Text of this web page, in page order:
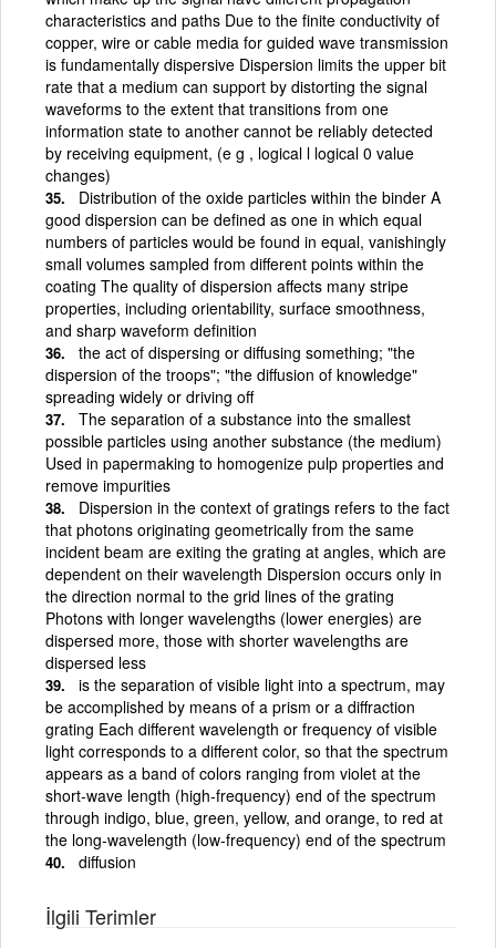
characteristics and paths Due to the finite conductivity of
copper, wire or cable media for guided wave transmission
is fundamentally dispersive Dispersion limits the upper bit
rate that a medium can support by distorting the signal
waveforms to the extent that transitions from one
information state to another cannot be reliably detected
by receiving equipment, (e g , logical l logical 0 value
changes)
Distribution of the oxide particles within the binder A
good dispersion can be defined as one in which equal
numbers of particles would be found in equal, vanishingly
small volumes sampled from different points within the
coating The quality of dispersion affects many stripe
properties, including orientability, surface smoothness,
and sharp waveform definition
the act of dispersing or diffusing something; "the
dispersion of the troops"; "the diffusion of knowledge"
spreading widely or driving off
The separation of a substance into the smallest
possible particles using another substance (the medium)
Used in papermaking to homogenize pulp properties and
remove impurities
Dispersion in the context of gratings refers to the fact
that photons originating geometrically from the same
incident beam are exiting the grating at angles, which are
dependent on their wavelength Dispersion occurs only in
the direction normal to the grid lines of the grating
Photons with longer wavelengths (lower energies) are
dispersed more, those with shorter wavelengths are
dispersed less
is the separation of visible light into a spectrum, may
be accomplished by means of a prism or a diffraction
grating Each different wavelength or frequency of visible
light corresponds to a different color, so that the spectrum
appears as a band of colors ranging from violet at the
short-wave length (high-frequency) end of the spectrum
through indigo, blue, green, yellow, and orange, to red at
the long-wavelength (low-frequency) end of the spectrum
diffusion
İlgili Terimler